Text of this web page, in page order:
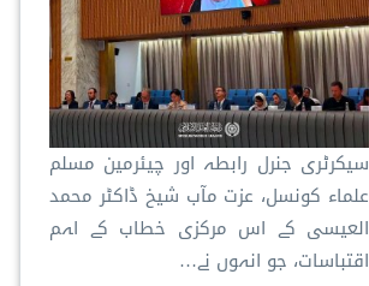
سیکرٹری جنرل رابطہ اور چیئرمین مسلم
علماء کونسل، عزت مآب شیخ ڈاکٹر محمد
العیسی کے اس مرکزی خطاب کے اہم
اقتباسات، جو انہوں نے…